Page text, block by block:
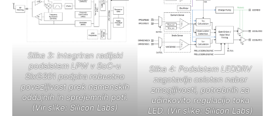
Slika 3: Integriran radijski
podsistem LPW v SoC-u
SixG301 podpira robustno
povezljivost prek namenskih
oddajnih in sprejemnih poti.
(Vir slike: Silicon Labs)
Slika 4: Podsistem LEDDRV
zagotavlja celoten nabor
zmogljivosti, potrebnih za
učinkovito regulacijo toka
LED. (Vir slike: Silicon Labs)